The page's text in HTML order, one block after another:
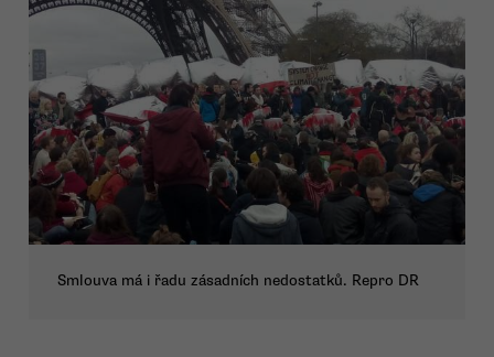
Smlouva má i řadu zásadních nedostatků. Repro DR